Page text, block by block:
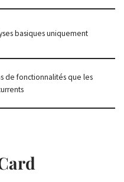
basiques uniquement
de fonctionnalités que les